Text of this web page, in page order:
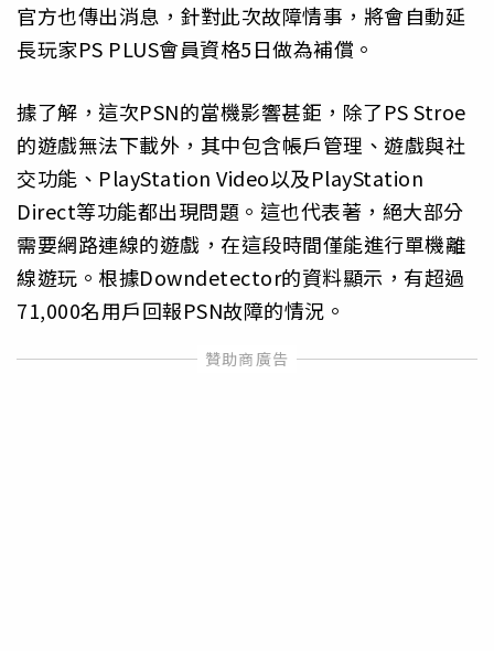
官方也傳出消息，針對此次故障情事，將會自動延
長玩家PS PLUS會員資格5日做為補償。
據了解，這次PSN的當機影響甚鉅，除了PS Stroe
的遊戲無法下載外，其中包含帳戶管理、遊戲與社
交功能、PlayStation Video以及PlayStation
Direct等功能都出現問題。這也代表著，絕大部分
需要網路連線的遊戲，在這段時間僅能進行單機離
線遊玩。根據Downdetector的資料顯示，有超過
71,000名用戶回報PSN故障的情況。